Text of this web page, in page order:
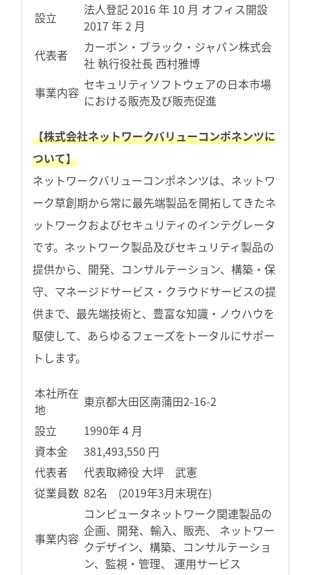
設立
法人登記 2016 年 10 月 オフィス開設
2017 年 2 月
代表者
カーボン・ブラック・ジャパン株式会
社 執行役社長 西村雅博
事業内容 セキュリティソフトウェアの日本市場
における販売及び販売促進
【株式会社ネットワークバリューコンポネンツに
ついて】
ネットワークバリューコンポネンツは、ネットワ
ーク草創期から常に最先端製品を開拓してきたネ
ットワークおよびセキュリティのインテグレータ
です。ネットワーク製品及びセキュリティ製品の
提供から、開発、コンサルテーション、構築・保
守、マネージドサービス・クラウドサービスの提
供まで、最先端技術と、豊富な知識・ノウハウを
駆使して、あらゆるフェーズをトータルにサポー
トします。
本社所在
地
東京都大田区南蒲田2-16-2
設立
1990年 4 月
資本金
381,493,550 円
代表者
代表取締役 大坪 武憲
従業員数 82名 (2019年3月末現在)
事業内容
コンピュータネットワーク関連製品の
企画、開発、輸入、販売、 ネットワー
クデザイン、構築、コンサルテーショ
ン、監視・管理、 運用サービス